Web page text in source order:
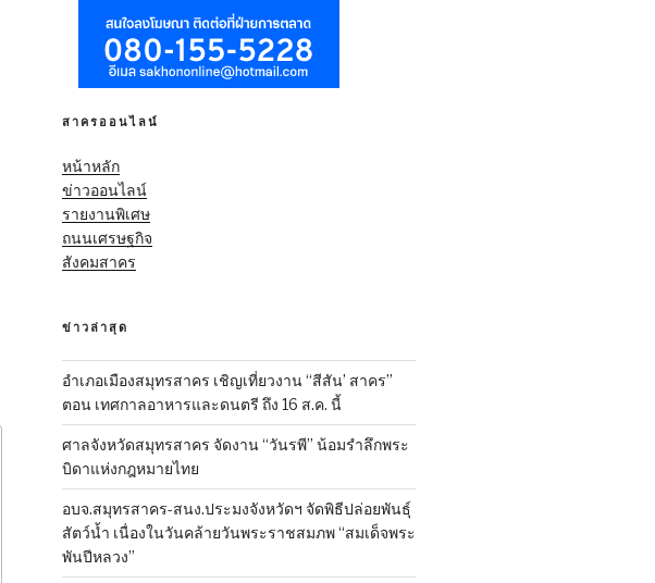
สาครออนไลน์
หน้าหลัก
ข่าวออนไลน์
รายงานพิเศษ
ถนนเศรษฐกิจ
สังคมสาคร
ข่าวล่าสุด
อำเภอเมืองสมุทรสาคร เชิญเที่ยวงาน “สีสัน’ สาคร”
ตอน เทศกาลอาหารและดนตรี ถึง 16 ส.ค. นี้
ศาลจังหวัดสมุทรสาคร จัดงาน “วันรพี” น้อมรำลึกพระ
บิดาแห่งกฎหมายไทย
อบจ.สมุทรสาคร-สนง.ประมงจังหวัดฯ จัดพิธีปล่อยพันธุ์
สัตว์น้ำ เนื่องในวันคล้ายวันพระราชสมภพ “สมเด็จพระ
พันปีหลวง”